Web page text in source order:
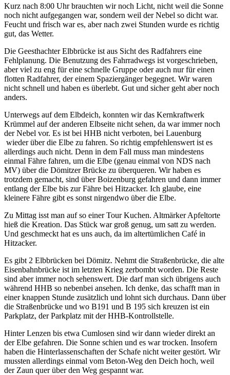
Kurz nach 8:00 Uhr brauchten wir noch Licht, nicht weil die Sonne
noch nicht aufgegangen war, sondern weil der Nebel so dicht war.
Feucht und frisch war es, aber nach zwei Stunden wurde es richtig
gut, das Wetter.
Die Geesthachter Elbbrücke ist aus Sicht des Radfahrers eine
Fehlplanung. Die Benutzung des Fahrradwegs ist vorgeschrieben,
aber viel zu eng für eine schnelle Gruppe oder auch nur für einen
flotten Radfahrer, der einem Spaziergänger begegnet. Wir waren
nicht schnell und haben es überlebt. Gut und sicher geht aber noch
anders.
Unterwegs auf dem Elbdeich, konnten wir das Kernkraftwerk
Krümmel auf der anderen Elbseite nicht sehen, da war immer noch
der Nebel vor. Es ist bei HHB nicht verboten, bei Lauenburg
wieder über die Elbe zu fahren. So richtig empfehlenswert ist es
allerdings auch nicht. Denn in dem Fall muss man mindestens
einmal Fähre fahren, um die Elbe (genau einmal von NDS nach
MV) über die Dömitzer Brücke zu überqueren. Wir haben es
trotzdem gemacht, sind über Boizenburg gefahren und dann immer
entlang der Elbe bis zur Fähre bei Hitzacker. Ich glaube, eine
kleinere Fähre gibt es sonst nirgendwo über die Elbe.
Zu Mittag isst man auf so einer Tour Kuchen. Altmärker Apfeltorte
hieß die Kreation. Das Stück war groß genug, um satt zu werden.
Und geschmeckt hat es uns auch, da im altertümlichen Café in
Hitzacker.
Es gibt 2 Elbbrücken bei Dömitz. Nehmt die Straßenbrücke, die alte
Eisenbahnbrücke ist im letzten Krieg zerbombt worden. Die Reste
sind aber immer noch sehenswert. Die darf man sich übrigens auch
während HHB so nebenbei ansehen. Ich denke, das schafft man in
einer knappen Stunde zusätzlich und lohnt sich durchaus. Dann über
die Straßenbrücke und wo B191 und B 195 sich kreuzen ist ein
Parkplatz, der Parkplatz mit der HHB-Kontrollstelle.
Hinter Lenzen bis etwa Cumlosen sind wir dann wieder direkt an
der Elbe gefahren. Die Sonne schien und es war trocken. Insofern
haben die Hinterlassenschaften der Schafe nicht weiter gestört. Wir
mussten allerdings einmal vom Beton-Weg den Deich hoch, weil
der Zaun quer über den Weg gespannt war.